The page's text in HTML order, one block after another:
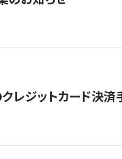
レジットカード決